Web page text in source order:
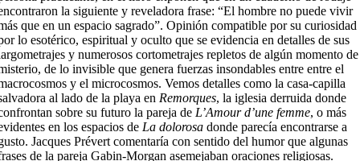
la siguiente y reveladora frase: “El hombre no puede vivir
que en un espacio sagrado”. Opinión compatible por su curiosidad
lo esotérico, espiritual y oculto que se evidencia en detalles de sus
y numerosos cortometrajes repletos de algún momento de
de lo invisible que genera fuerzas insondables entre entre el
y el microcosmos. Vemos detalles como la casa-capilla
al lado de la playa en Remorques, la iglesia derruida donde
sobre su futuro la pareja de L’Amour d’une femme, o más
en los espacios de La dolorosa donde parecía encontrarse a
Jacques Prévert comentaría con sentido del humor que algunas
de la pareja Gabin-Morgan asemejaban oraciones religiosas.